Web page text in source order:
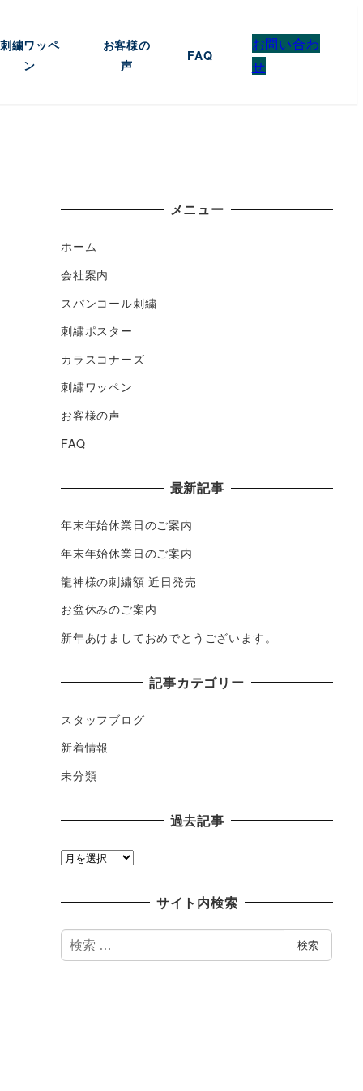
刺繍ワッペ
ン
お客様の
声
FAQ
お問い合わ
せ
メニュー
ホーム
会社案内
スパンコール刺繍
刺繍ポスター
カラスコナーズ
刺繍ワッペン
お客様の声
FAQ
最新記事
年末年始休業日のご案内
年末年始休業日のご案内
龍神様の刺繍額 近日発売
お盆休みのご案内
新年あけましておめでとうございます。
記事カテゴリー
スタッフブログ
新着情報
未分類
過去記事
過
サイト内検索
検
索
検索